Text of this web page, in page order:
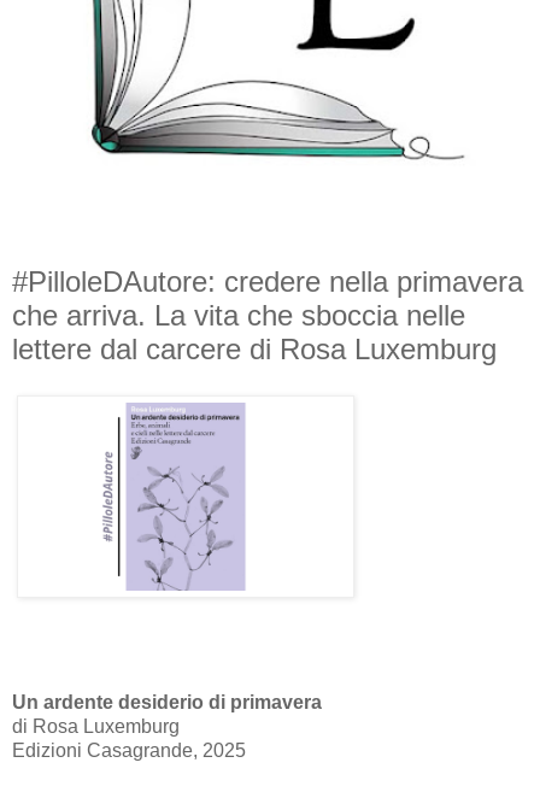
#PilloleDAutore: credere nella primavera
che arriva. La vita che sboccia nelle
lettere dal carcere di Rosa Luxemburg
Un ardente desiderio di primavera
di Rosa Luxemburg
Edizioni Casagrande, 2025